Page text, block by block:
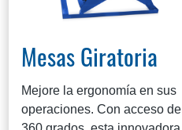
Mesas Giratoria
Mejore la ergonomía en sus
operaciones. Con acceso de